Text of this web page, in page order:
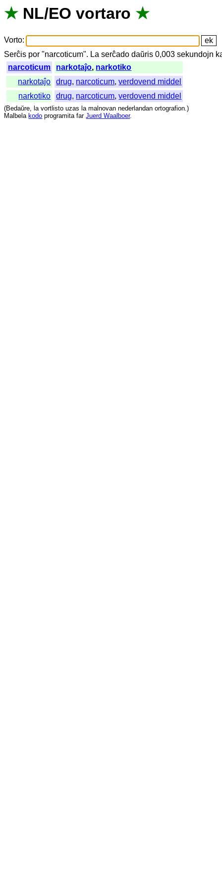
★ NL/EO vortaro ★
Vorto:
Serĉis por "narcoticum". La serĉado daŭris 0,003sekundojn
narcoticum
narkotaĵo, narkotiko
narkotaĵo
drug, narcoticum,verdovend middel
narkotiko
drug, narcoticum,verdovend middel
(Bedaŭre, la vortlisto uzas la malnovan nederlandan ortografion.)
Malbela kodo programita far Juerd Waalboer.